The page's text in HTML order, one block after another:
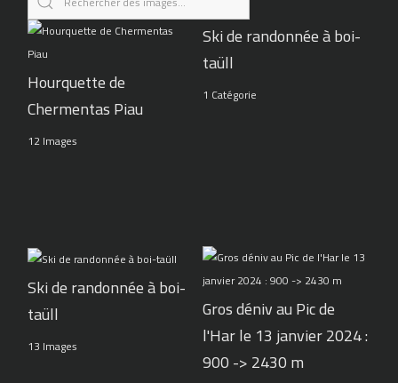
Hourquette de
Chermentas Piau
12 Images
Ski de randonnée à boi-
taüll
1 Catégorie
Ski de randonnée à boi-
taüll
13 Images
Gros déniv au Pic de
l'Har le 13 janvier 2024 :
900 -> 2430 m